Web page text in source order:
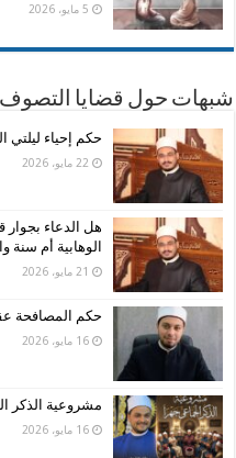
5 مايو، 2026
شبهات حول قضايا التصوف
حكم إحياء ليلتي
22 مايو، 2026
هل الدعاء
الوهابية أم سنة
21 مايو، 2026
حكم المصافحة
16 مايو، 2026
مشروعية الذكر
16 مايو، 2026